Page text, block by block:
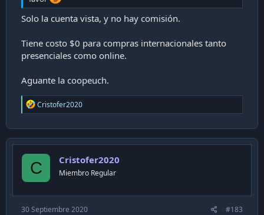
Solo la cuenta vista, y no hay comisión.
Tiene costo $0 para compras internacionales tanto
presenciales como online.
Aguante la coopeuch.
R
e
c
t
o
n
Cristofer2020
C Cristofer2020
Miembro Regular
30 Septiembre 2020 #183